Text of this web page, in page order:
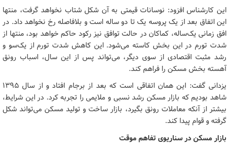
این کارشناس افزود: نوسانات قیمتی به آن شکل شتاب نخواهد گرفت، منتها
این اتفاق بعد از یک پروسه یک تا دو ساله است و بلافاصله رخ نخواهد داد. در
افق زمانی یک‌ساله، کماکان در حالت توافق نیز رکود حاکم خواهد بود، منتها از
شدت تورم در این بخش کاسته می‌شود. این کاهش شدت تورم از یک‌سو و
رشد مثبت اقتصادی از سوی دیگر، می‌تواند پس از این سال، اسباب رونق
آهسته بخش مسکن را فراهم کند.
یزدانی گفت: این همان اتفاقی است که بعد از برجام افتاد و از سال ۱۳۹۵
شاهد بودیم که بازار مسکن رشد نسبی و ملایمی را تجربه کرد. در این شرایط،
بیشتر از آنکه معاملات رونق بگیرد، بازار ساخت و تولید مسکن می‌تواند شکل
گرفته و قوام پیدا کند.
بازار مسکن در سناریوی تفاهم موقت